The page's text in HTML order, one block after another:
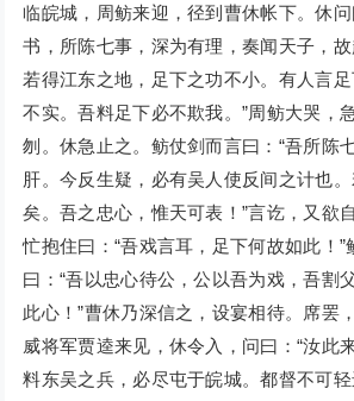
临皖城，周鲂来迎，径到曹休帐下。休问
书，所陈七事，深为有理，奏闻天子，故
若得江东之地，足下之功不小。有人言
不实。吾料足下必不欺我。”周鲂大哭，
刎。休急止之。鲂仗剑而言曰：“吾所陈
肝。今反生疑，必有吴人使反间之计也
矣。吾之忠心，惟天可表！”言讫，又欲
忙抱住曰：“吾戏言耳，足下何故如此！
曰：“吾以忠心待公，公以吾为戏，吾割
此心！”曹休乃深信之，设宴相待。席罢
威将军贾逵来见，休令入，问曰：“汝此
料东吴之兵，必尽屯于皖城。都督不可